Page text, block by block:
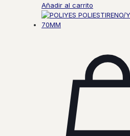
Añadir al carrito